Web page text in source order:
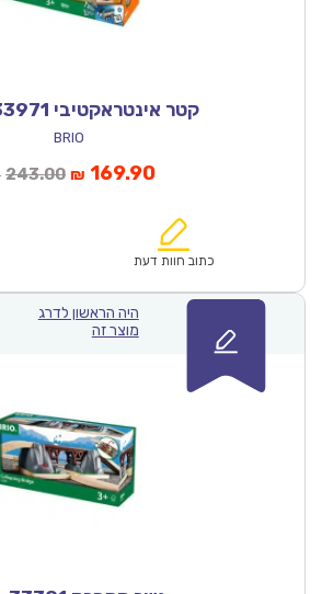
קטר אינטראקטיבי 33971 – בריו
BRIO
243.00המחיר
₪243.00.
₪ 169.90המחיר
הוא:
כתוב חוות דעת
היה הראשון לדרג
מוצר זה